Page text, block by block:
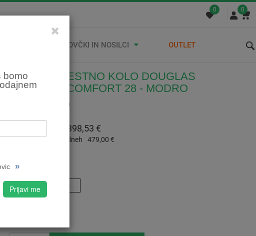
bomo
»
Prijavi me
0 0
STREŠNI KOVČKI IN NOSILCI OUTLET
ŽENSKO MESTNO KOLO DOUGLAS
VOYAGER COMFORT 28 - MODRO
4040230319
398,53 €
Najnižja cena v 30 dneh 479,00 €
M